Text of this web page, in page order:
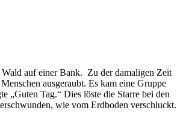
Wald auf einer Bank. Zu der damaligen Zeit
ausgeraubt. Es kam eine Gruppe
„Guten Tag.“ Dies löste die Starre bei den
wie vom Erdboden verschluckt.